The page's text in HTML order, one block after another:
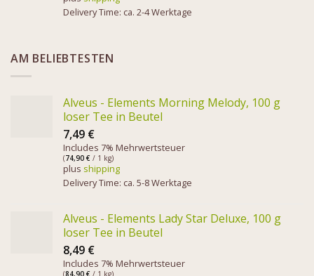
Delivery Time: ca. 2-4 Werktage
AM BELIEBTESTEN
Alveus - Elements Morning Melody, 100 g
loser Tee in Beutel
7,49 €
Includes 7% Mehrwertsteuer
(74,90 € / 1 kg)
plus shipping
Delivery Time: ca. 5-8 Werktage
Alveus - Elements Lady Star Deluxe, 100 g
loser Tee in Beutel
8,49 €
Includes 7% Mehrwertsteuer
(84,90 € / 1 kg)